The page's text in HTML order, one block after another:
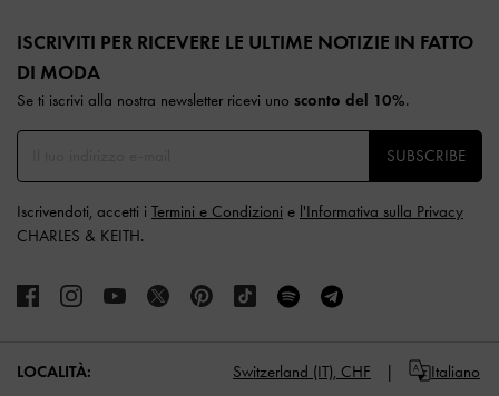
ISCRIVITI PER RICEVERE LE ULTIME NOTIZIE IN FATTO
DI MODA​
Se ti iscrivi alla nostra newsletter ricevi uno sconto del 10%.
SUBSCRIBE
Iscrivendoti, accetti i Termini e Condizioni e l'Informativa sulla Privacy
CHARLES & KEITH.
LOCALITÀ: Switzerland (IT), CHF Italiano